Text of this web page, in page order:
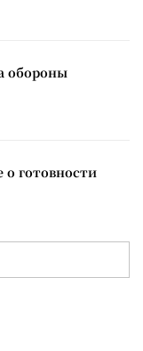
обороны
о готовности